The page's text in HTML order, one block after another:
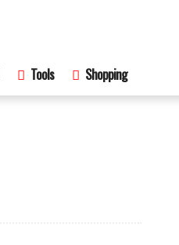
Tools Shopping